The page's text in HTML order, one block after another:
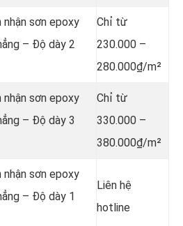
nhận sơn epoxy
– Độ dày 2
Chỉ từ
230.000 –
280.000₫/m²
nhận sơn epoxy
– Độ dày 3
Chỉ từ
330.000 –
380.000₫/m²
nhận sơn epoxy
– Độ dày 1
Liên hệ
hotline